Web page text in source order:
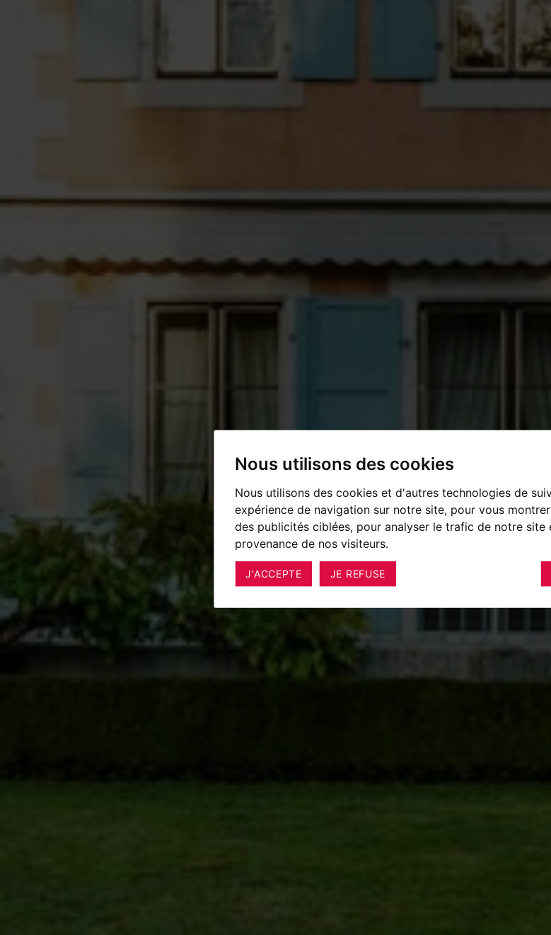
Nous utilisons des cookies
Nous utilisons des cookies et d'autres technologies de
expérience de navigation sur notre site, pour vous
des publicités ciblées, pour analyser le trafic de notre site
provenance de nos visiteurs.
J'ACCEPTE JE REFUSE